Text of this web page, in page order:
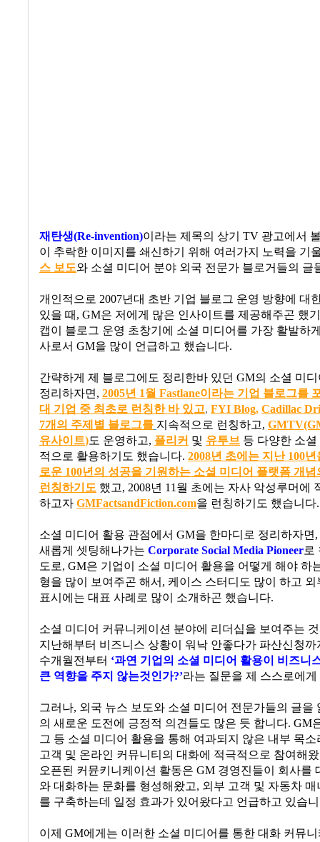
재탄생(Re-invention)이라는 제목의 상기 TV 광고에서
이 추락한 이미지를 쇄신하기 위해 여러가지 노력을 기
스 보도와 소셜 미디어 분야 외국 전문가 블로거들의 글
개인적으로 2007년대 초반 기업 블로그 운영 방향에 대
있을 때 , GM은 저에게 많은 인사이트를 제공해주곤 했
캡이 블로그 운영 초창기에 소셜 미디어를 가장 활발하
사로서 GM을 많이 언급하고 했습니다.
간략하게 제 블로그에도 정리한바 있던 GM의 소셜 미
정리하자면, 2005년 1월 Fastlane이 라는 기 업 블로그를
대 기 업 중 최 초로 런칭한 바 있고, FYI Blog, Cadillac
7개의 주제별 블로그를 지속적으로 런칭하고,
유사이트)도 운영하고, 플리커 및 유투브 등 다양한 소
적으로 활용하기도 했습니다. 2008년 초에 는 지 난 100년
로운 100년의 성공을 기 원하는 소셜 미 디어 플랫폼 개 념
런칭하기도 했고, 2008년 11월 초에는 자사 악성루머에
하고자 GMFactsandFiction.com을 런칭하기도 했습니다.
소셜 미디어 활용 관점에서 GM을 한마디로 정리하자면
새롭게 셋팅해나가는 Corporate Social Media Pioneer로
도로, GM은 기업이 소셜 미디어 활용을 어떻게 해야 하
형을 많이 보여주곤 해서 , 케이스 스터디도 많이 하고
표시에는 대표 사례로 많이 소개하곤 했습니다.
소셜 미디어 커뮤니케이션 분야에 리더십을 보여주는
지난해부터 비즈니스 상황이 워낙 안좋다가 파산신청
수개월전부터 ‘과연 기업의 소셜 미디어 활용이 비즈니
큰 역향을 주지 않는것인가?’라는 질문을 제 스스로에
그러나, 외국 뉴스 보도와 소셜 미디어 전문가들의 글을
의 새로운 도전에 긍정적 의견들도 많은 듯 합니다. GM
그 등 소셜 미디어 활용을 통해 여과되지 않은 내부 목
고객 및 온라인 커뮤니티의 대화에 적극적으로 참여해
오픈된 커뮨키니케이션 활동은 GM 경영진들이 회사를
와 대화하는 문화를 형성해왔고, 외부 고객 및 자동차
를 구축하는데 일정 효과가 있어왔다고 언급하고 있습
이제 GM에게는 이러한 소셜 미디어를 통한 대화 커뮤